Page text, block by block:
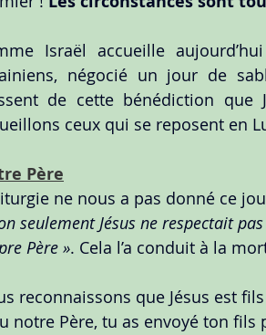
Israël accueille
négocié un jour de
de cette bénédiction
ceux qui se reposent en
Père
ne nous a pas donné ce
seulement Jésus ne respectait
Père ». Cela l’a conduit à la
reconnaissons que Jésus est
notre Père, tu as envoyé ton